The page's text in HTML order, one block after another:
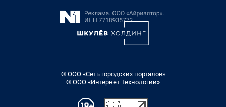
© ООО «Сеть городских порталов»
© ООО «Интернет Технологии»